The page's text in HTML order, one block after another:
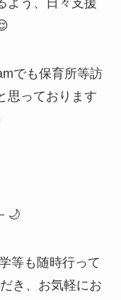
でも保育所等訪
思っております
🌙
等も随時行って
き、お気軽にお